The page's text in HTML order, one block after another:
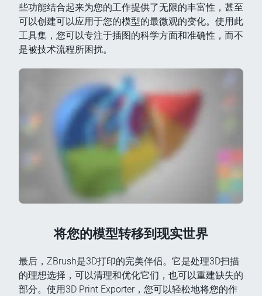
些功能结合起来为您的工作提供了无限的丰富性，甚至
可以创建可以应用于您的模型的最微观的变化。使用此
工具集，您可以专注于插图的科学方面和准确性，而不
是被技术流程所困扰。
将您的模型转移到现实世界
最后，ZBrush是3D打印的完美伴侣。它是处理3D扫描
的理想选择，可以清理和优化它们，也可以重建缺失的
部分。使用3D Print Exporter，您可以轻松地将您的作